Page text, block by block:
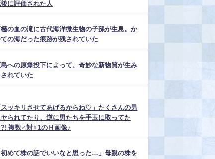
後に評価された人
極の血の滝に古代海洋微生物の子孫が生息。か
ての海だった痕跡が残されていた
島への原爆投下によって、奇妙な新物質が生み
されていた
スッキリさせてあげるからね♡」たくさんの男
ヤられてたり、逆に男たちを手玉に取ってた
?! 複数♂対♀1のＨ画像♪
初めて株の話でいいなと思った…」母親の株を